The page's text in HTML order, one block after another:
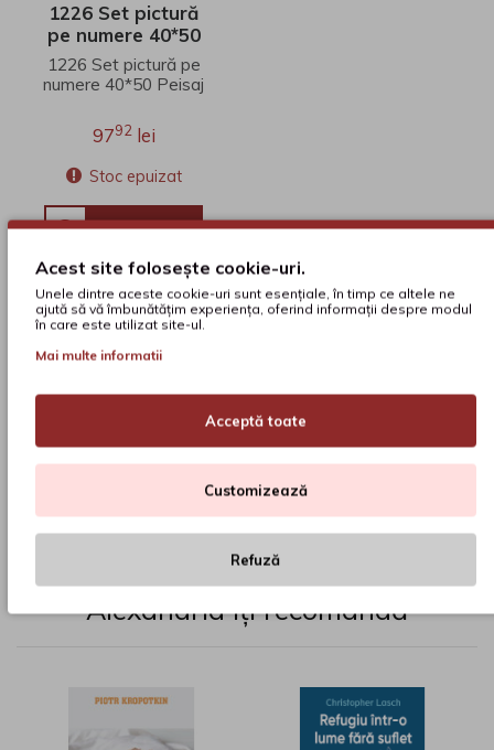
1226 Set pictură
pe numere 40*50
Peisaj de iarnă
1226 Set pictură pe
numere 40*50 Peisaj
pe numere, panza
bumbac pe rama
9792lei
Stoc epuizat
VEZI DETALII
Cauți o carte și nu o găsești pe site?
Alexandria îți recomandă
Acest site folosește cookie-uri.
Unele dintre aceste cookie-uri sunt esențiale, în timp ce altele ne
ajută să vă îmbunătățim experiența, oferind informații despre modul
în care este utilizat site-ul.
Mai multe informatii
Acceptă toate
Customizează
Refuză